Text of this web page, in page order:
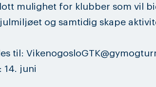
mulighet for klubber som vil
og samtidig skape
til:
14. juni